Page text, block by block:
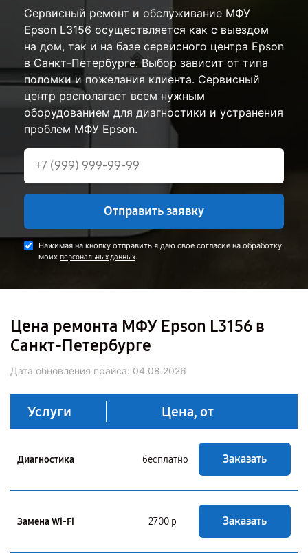
Сервисный ремонт и обслуживание МФУ
Epson L3156 осуществляется как с выездом
на дом, так и на базе сервисного центра Epson
в Санкт-Петербурге. Выбор зависит от типа
поломки и пожелания клиента. Сервисный
центр располагает всем нужным
оборудованием для диагностики и устранения
проблем МФУ Epson.
Отправить заявку
Нажимая на кнопку отправить я даю свое согласие на обработку
моих персональных данных.
Цена ремонта МФУ Epson L3156 в
Санкт-Петербурге
Дата обновления прайса: 04.08.2026
Услуги Цена, от
Диагностика бесплатно Заказать
Замена Wi-Fi 2700 р Заказать